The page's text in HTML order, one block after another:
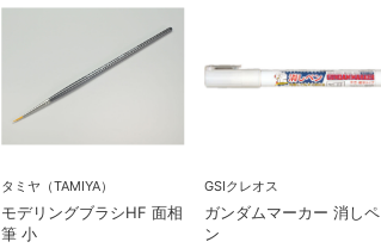
タミヤ（TAMIYA）
モデリングブラシHF 面相
筆 小
GSIクレオス
ガンダムマーカー 消しペ
ン